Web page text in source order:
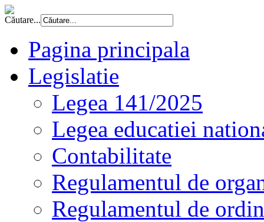
Căutare...
Pagina principala
Legislatie
Legea 141/2025
Legea educatiei
Contabilitate
Regulamentul de
Regulamentul de